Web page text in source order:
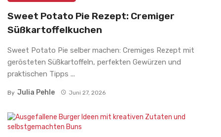
Sweet Potato Pie Rezept: Cremiger
Süßkartoffelkuchen
Sweet Potato Pie selber machen: Cremiges Rezept mit
gerösteten Süßkartoffeln, perfekten Gewürzen und
praktischen Tipps ...
By Julia Pehle Juni 27, 2026